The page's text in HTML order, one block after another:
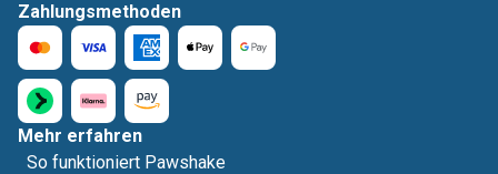
Zahlungsmethoden
Mehr erfahren
So funktioniert Pawshake